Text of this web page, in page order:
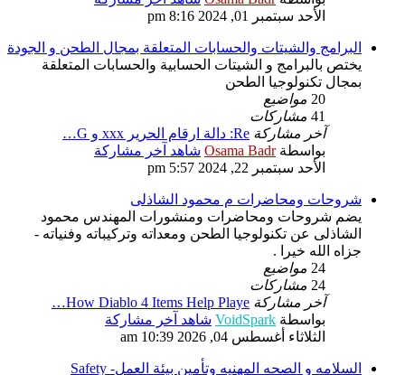
الأحد سبتمبر 01, 2024 8:16 pm
البرامج والشيتات والحسابات المتعلقة بمجال الطحن و الجودة
يختص بالبرامج و الشيتات الحسابية والحسابات المتعلقة
بمجال تكنولوجيا الطحن
20 مواضيع
41 مشاركات
آخر مشاركة Re: دالة ارقام الحرير xxx و G…
بواسطةOsama Badr شاهد آخر مشاركة
الأحد سبتمبر 22, 2024 5:57 pm
شروحات ومحاضرات م محمود الشاذلى
يضم شروحات ومحاضرات ومنشورات المهندس محمود
الشاذلى عن تكنولوجيا الطحن ومعداته وتركيباته وفنياته -
جزاه الله خيرا .
24 مواضيع
24 مشاركات
آخر مشاركة How Diablo 4 Items Help Playe…
بواسطة VoidSpark شاهد آخر مشاركة
الثلاثاء أغسطس 04, 2026 10:39 am
السلامه و الصحه المهنيه وتأمين بيئة العمل- Safety